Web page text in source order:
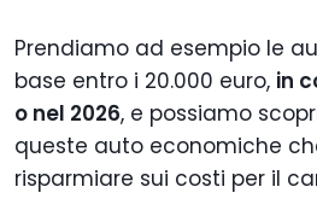
Prendiamo ad esempio le
base entro i 20.000 euro, in
o nel 2026, e possiamo
queste auto economiche
risparmiare sui costi per il